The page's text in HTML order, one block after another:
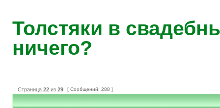
Толстяки в
ничего?
Страница 22 из 29 [ Сообщений: 288 ]